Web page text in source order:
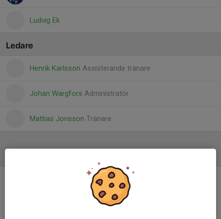
Ludvig Ek
Ledare
Henrik Karlsson Assisterande tränare
Johan Wargfors Administratör
Mattias Jonsson Tränare
Inget referat skrivet